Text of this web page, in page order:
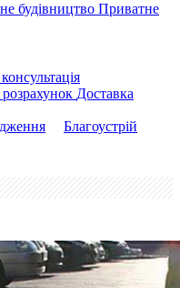
будівництво Приватне
Доставка
Благоустрій